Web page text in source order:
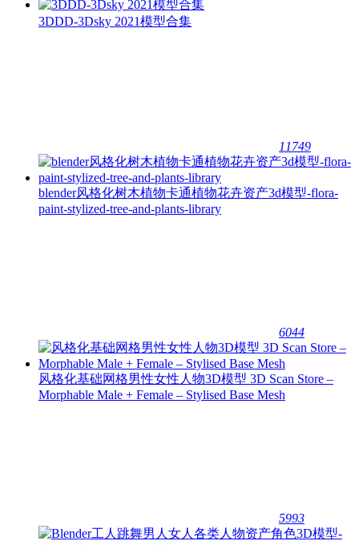
3DDD-3Dsky 2021模型合集
11749
blender风格化树木植物卡通植物花卉资产3d模型-flora-
paint-stylized-tree-and-plants-library
6044
风格化基础网格男性女性人物3D模型 3D Scan Store –
Morphable Male + Female – Stylised Base Mesh
5993